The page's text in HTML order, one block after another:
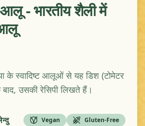
- भारतीय शैली में
के स्वादिष्ट आलूओं से यह डिश (टोमेटर
उसकी रेसिपी लिखते हैं।
Vegan Gluten-Free